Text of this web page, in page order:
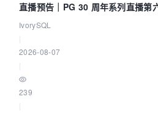
直播预告｜PG 30 周年系列直播
IvorySQL
2026-08-07
239